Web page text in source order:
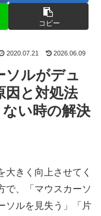
コピー
2020.07.21 2026.06.09
ソルがデュ
因と対処法
ない時の解決
大きく向上させてく
で、「マウスカーソ
ソルを見失う」「片